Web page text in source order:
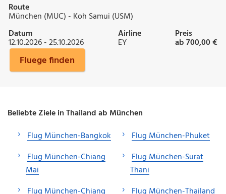
Route
München (MUC) - Koh Samui (USM)
Datum
12.10.2026 - 25.10.2026
Airline
EY
Preis
ab 700,00 €
Fluege finden
Beliebte Ziele in Thailand ab München
Flug München-Bangkok
Flug München-Chiang
Mai
Flug München-Phuket
Flug München-Surat
Thani